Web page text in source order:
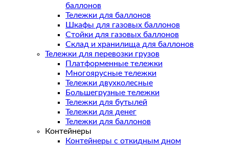
баллонов
Тележки для баллонов
Шкафы для газовых баллонов
Стойки для газовых баллонов
Склад и хранилища для баллонов
Тележки для перевозки грузов
Платформенные тележки
Многоярусные тележки
Тележки двухколесные
Большегрузные тележки
Тележки для бутылей
Тележки для денег
Тележки для баллонов
Контейнеры
Контейнеры с откидным дном